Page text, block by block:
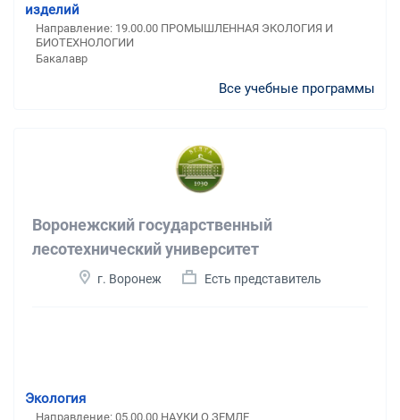
изделий
Направление: 19.00.00 ПРОМЫШЛЕННАЯ ЭКОЛОГИЯ И
БИОТЕХНОЛОГИИ
Бакалавр
Все учебные программы
Воронежский государственный
лесотехнический университет
г. Воронеж Есть представитель
Экология
Направление: 05.00.00 НАУКИ О ЗЕМЛЕ